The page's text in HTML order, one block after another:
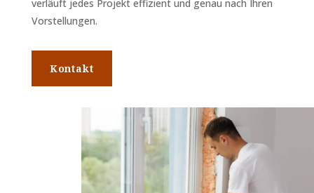
verläuft jedes Projekt effizient und genau nach Ihren
Vorstellungen.
Kontakt